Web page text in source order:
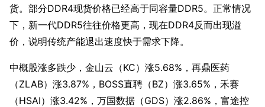
货。部分DDR4现货价格已经高于同容量DDR5。正常情况
下，新一代DDR5往往价格更高，现在DDR4反而出现溢
价，说明传统产能退出速度快于需求下降。
中概股涨多跌少，金山云（KC）涨5.68%，再鼎医药
（ZLAB）涨3.87%，BOSS直聘（BZ）涨3.65%，禾赛
（HSAI）涨3.42%，万国数据（GDS）涨2.86%，富途控